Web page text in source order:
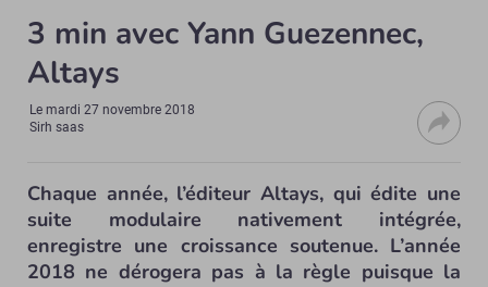
3 min avec Yann Guezennec,
Altays
Lemardi 27 novembre 2018
Sirh saas
Chaque année, l’éditeur Altays, qui édite une
suite modulaire nativement intégrée,
enregistre une croissance soutenue. L’année
2018 ne dérogera pas à la règle puisque la